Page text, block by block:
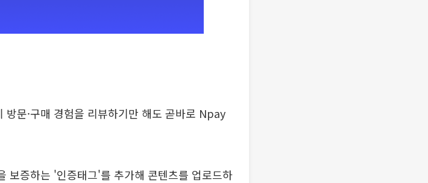
방문·구매 경험을 리뷰하기만 해도 곧바로 Npay
보증하는 '인증태그'를 추가해 콘텐츠를 업로드하